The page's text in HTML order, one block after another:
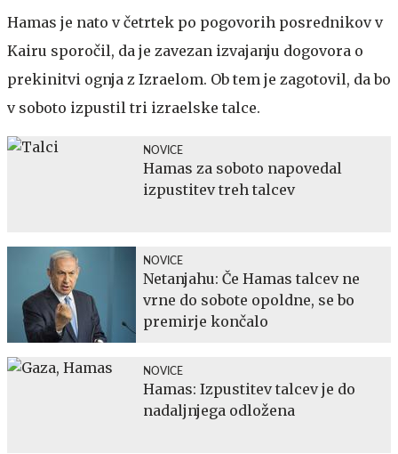
Hamas je nato v četrtek po pogovorih posrednikov v
Kairu sporočil, da je zavezan izvajanju dogovora o
prekinitvi ognja z Izraelom. Ob tem je zagotovil, da bo
v soboto izpustil tri izraelske talce.
NOVICE
Hamas za soboto napovedal
izpustitev treh talcev
NOVICE
Netanjahu: Če Hamas talcev ne
vrne do sobote opoldne, se bo
premirje končalo
NOVICE
Hamas: Izpustitev talcev je do
nadaljnjega odložena